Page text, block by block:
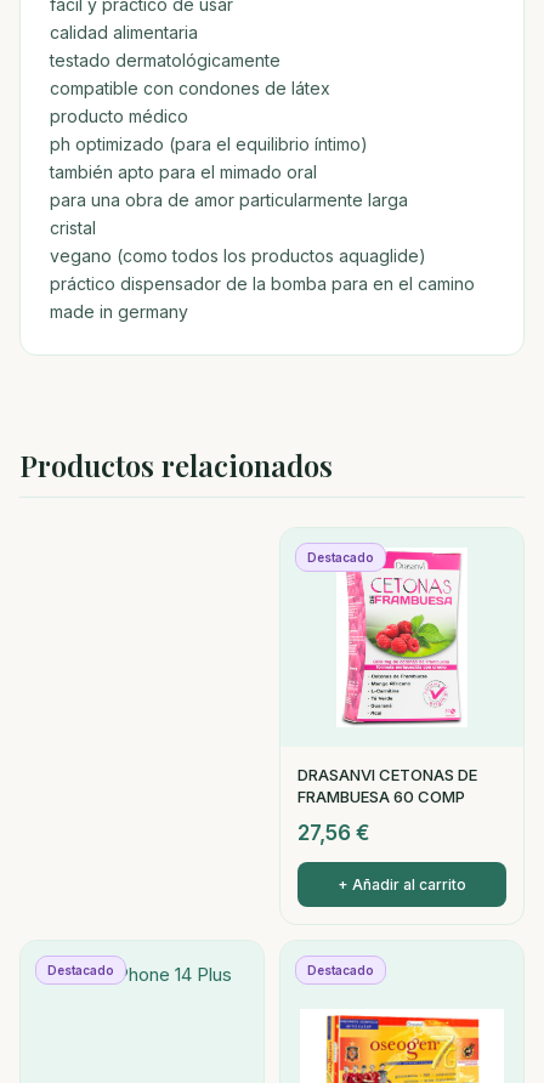
fácil y práctico de usar
calidad alimentaria
testado dermatológicamente
compatible con condones de látex
producto médico
ph optimizado (para el equilibrio íntimo)
también apto para el mimado oral
para una obra de amor particularmente larga
cristal
vegano (como todos los productos aquaglide)
práctico dispensador de la bomba para en el camino
made in germany
Productos relacionados
Destacado
DRASANVI CETONAS DE
FRAMBUESA 60 COMP
27,56 €
+ Añadir al carrito
Destacado Destacado